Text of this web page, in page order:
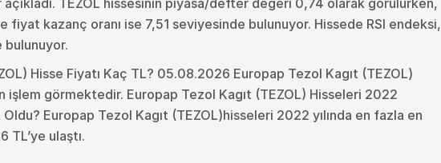
fiyat kazanç oranı ise 7,51 seviyesinde bulunuyor. Hissede RSI endeksi,
bulunuyor.
Hisse Fiyatı Kaç TL? 05.08.2026 Europap Tezol Kagıt (TEZOL)
işlem görmektedir. Europap Tezol Kagıt (TEZOL) Hisseleri 2022
Oldu? Europap Tezol Kagıt (TEZOL)hisseleri 2022 yılında en fazla en
TL’ye ulaştı.